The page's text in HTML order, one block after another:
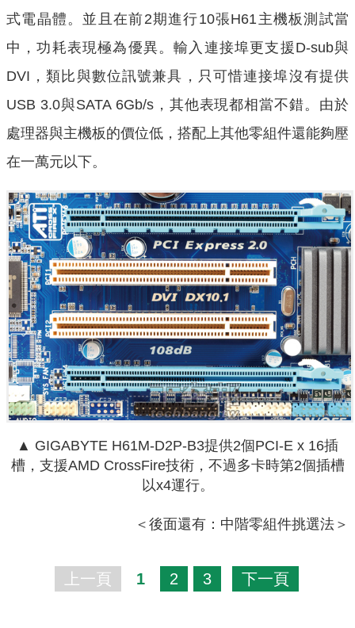
式電晶體。並且在前2期進行10張H61主機板測試當
中，功耗表現極為優異。輸入連接埠更支援D-sub與
DVI，類比與數位訊號兼具，只可惜連接埠沒有提供
USB 3.0與SATA 6Gb/s，其他表現都相當不錯。由於
處理器與主機板的價位低，搭配上其他零組件還能夠壓
在一萬元以下。
▲ GIGABYTE H61M-D2P-B3提供2個PCI-E x 16插
槽，支援AMD CrossFire技術，不過多卡時第2個插槽
以x4運行。
＜後面還有：中階零組件挑選法＞
上一頁 1 2 3 下一頁